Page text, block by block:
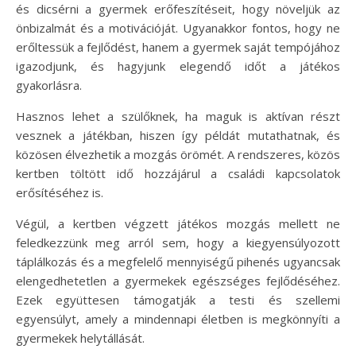
és dicsérni a gyermek erőfeszítéseit, hogy növeljük az
önbizalmát és a motivációját. Ugyanakkor fontos, hogy ne
erőltessük a fejlődést, hanem a gyermek saját tempójához
igazodjunk, és hagyjunk elegendő időt a játékos
gyakorlásra.
Hasznos lehet a szülőknek, ha maguk is aktívan részt
vesznek a játékban, hiszen így példát mutathatnak, és
közösen élvezhetik a mozgás örömét. A rendszeres, közös
kertben töltött idő hozzájárul a családi kapcsolatok
erősítéséhez is.
Végül, a kertben végzett játékos mozgás mellett ne
feledkezzünk meg arról sem, hogy a kiegyensúlyozott
táplálkozás és a megfelelő mennyiségű pihenés ugyancsak
elengedhetetlen a gyermekek egészséges fejlődéséhez.
Ezek együttesen támogatják a testi és szellemi
egyensúlyt, amely a mindennapi életben is megkönnyíti a
gyermekek helytállását.